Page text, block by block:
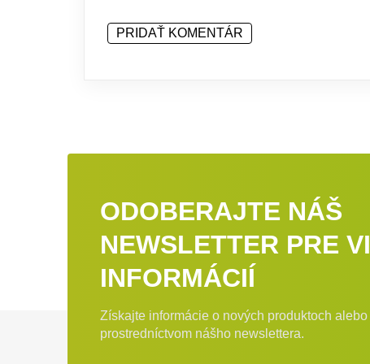
PRIDAŤ KOMENTÁR
ODOBERAJTE NÁŠ
NEWSLETTER PRE
INFORMÁCIÍ
Získajte informácie o nových produktoch
prostredníctvom nášho newslettera.